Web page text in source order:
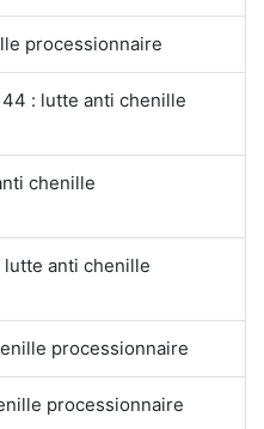
processionnaire
: lutte anti chenille
chenille
anti chenille
processionnaire
processionnaire